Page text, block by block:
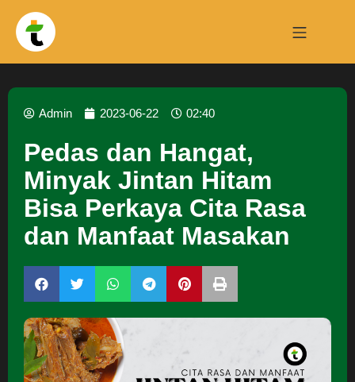
Admin 2023-06-22 02:40
Pedas dan Hangat,
Minyak Jintan Hitam
Bisa Perkaya Cita Rasa
dan Manfaat Masakan